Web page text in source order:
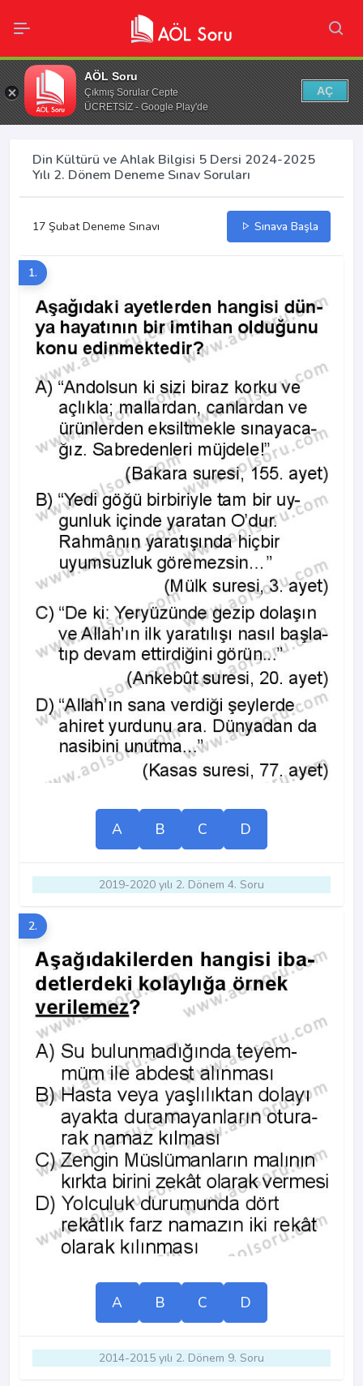
AÖL Soru
Çıkmış Sorular Cepte
ÜCRETSİZ - Google Play'de
AÇ
Din Kültürü ve Ahlak Bilgisi 5 Dersi 2024-2025
Yılı 2. Dönem Deneme Sınav Soruları
17 Şubat Deneme Sınavı Sınava Başla
1.
A B C D
2019-2020 yılı 2. Dönem 4. Soru
2.
A B C D
2014-2015 yılı 2. Dönem 9. Soru